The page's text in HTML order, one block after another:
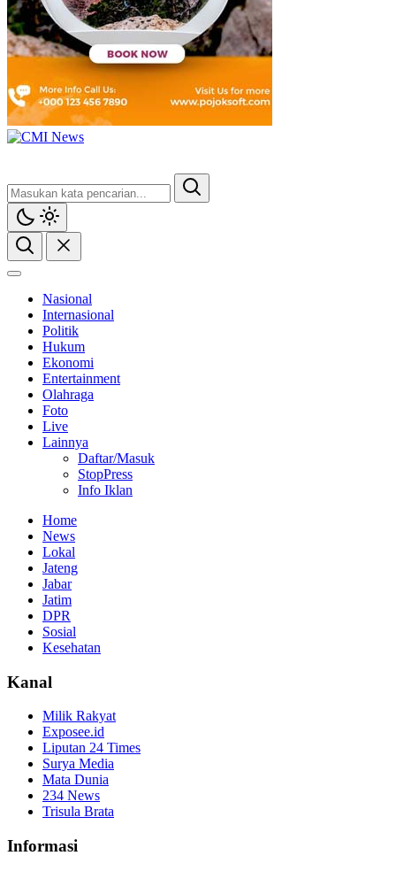
Nasional
Internasional
Politik
Hukum
Ekonomi
Entertainment
Olahraga
Foto
Live
Lainnya
Daftar/Masuk
StopPress
Info Iklan
Home
News
Lokal
Jateng
Jabar
Jatim
DPR
Sosial
Kesehatan
Kanal
Milik Rakyat
Exposee.id
Liputan 24 Times
Surya Media
Mata Dunia
234 News
Trisula Brata
Informasi